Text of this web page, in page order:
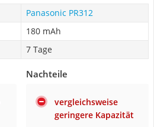
Panasonic PR312
180 mAh
7 Tage
Nachteile
vergleichsweise
geringere Kapazität